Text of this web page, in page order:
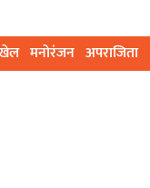
मनोरंजन अपराजिता